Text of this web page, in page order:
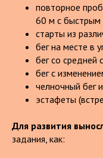
повторное
60 м с быстрым
старты из
бег на месте в
бег со средней
бег с
челночный бег
эстафеты
Для развития
задания, как: